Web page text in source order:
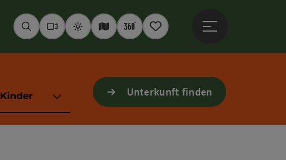
SuchenWebcams
WetterInteraktive Karte
360° Panoramen
Merkzettel
Kinder Unterkunft finden